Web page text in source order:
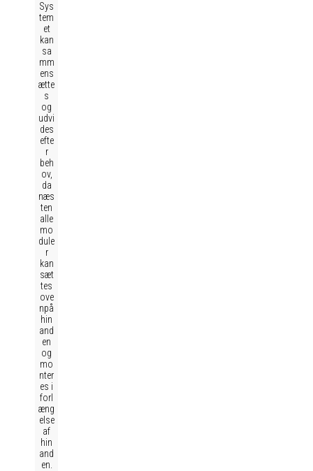
Sys
tem
et
kan
sa
mm
ens
ætte
s
og
udvi
des
efte
r
beh
ov,
da
næs
ten
alle
mo
dule
r
kan
sæt
tes
ove
npå
hin
and
en
og
mo
nter
es i
forl
æng
else
af
hin
and
en.